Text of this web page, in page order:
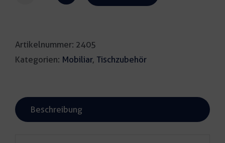
3
Teller
Artikelnummer: 2405
Kategorien: Mobiliar, Tischzubehör
Beschreibung